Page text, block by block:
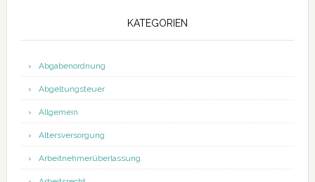
KATEGORIEN
Abgabenordnung
Abgeltungsteuer
Allgemein
Altersversorgung
Arbeitnehmerüberlassung